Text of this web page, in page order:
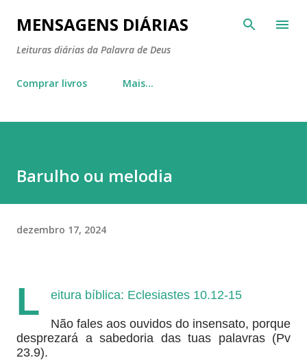
Pular para o conteúdo principal
MENSAGENS DIÁRIAS
Leituras diárias da Palavra de Deus
Comprar livros Mais…
Barulho ou melodia
dezembro 17, 2024
L eitura bíblica: Eclesiastes 10.12-15
Não fales aos ouvidos do insensato, porque
desprezará a sabedoria das tuas palavras (Pv
23.9).